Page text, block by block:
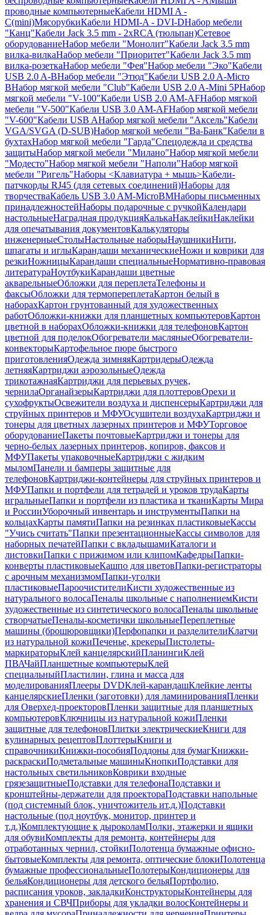
проводные компьютерныеКабели HDMI A -
C(mini)МясорубкиКабели HDMI-A - DVI-DНабор мебели
"Канц"Кабели Jack 3.5 mm - 2xRCA (тюльпан)Сетевое
оборудованиеНабор мебели "Монолит"Кабели Jack 3.5 mm
вилка-вилкаНабор мебели "Приоритет"Кабели Jack 3.5 mm
вилка-розеткаНабор мебели "Фея"Набор мебели "Эко"Кабели
USB 2.0 A-BНабор мебели "Этюд"Кабели USB 2.0 A-Micro
BНабор мягкой мебели "Club"Кабели USB 2.0 A-Mini 5PНабор
мягкой мебели "V-100"Кабели USB 2.0 AM-AFНабор мягкой
мебели "V-500"Кабели USB 3.0 AM-AFНабор мягкой мебели
"V-600"Кабели USB AНабор мягкой мебели "Аксель"Кабели
VGA/SVGA (D-SUB)Набор мягкой мебели "Ва-Банк"Кабели в
бухтахНабор мягкой мебели "Гарда"Спецодежда и средства
защитыНабор мягкой мебели "Милано"Набор мягкой мебели
"Модесто"Набор мягкой мебели "Наполи"Набор мягкой
мебели "Ригель"Наборы <Клавиатура + мышь>Кабели-
патчкорды RJ45 (для сетевых соединений)Наборы для
творчестваКабель USB 3.0 AM-MicroBMНаборы письменных
принадлежностейНаборы подарочные с ручкойКалендари
настольныеНаградная продукцияКалькаНаклейкиНаклейки
для опечатывания документовКалькуляторы
инженерныеСтолыНастольные наборыНаушникиНити,
шпагаты и иглыКарандаши механическиеНожи и коврики для
резкиНожницыКарандаши специальныеНормативно-правовая
литератураНоутбукиКарандаши цветные
акварельныеОбложки для переплетаТелефоны и
факсыОбложки для термопереплетаКартон белый в
наборахКартон грунтованный для художественных
работОбложки-книжки для планшетных компьютеровКартон
цветной в наборахОбложки-книжки для телефоновКартон
цветной для поделокОбогреватели масляныеОбогреватели-
конвекторыКартофельное пюре быстрого
приготовленияОдежда зимняяКартридерыОдежда
летняяКартриджи аэрозольныеОдежда
трикотажнаяКартриджи для перьевых ручек,
чернилаОрганайзерыКартриджи для плоттеровОрехи и
сухофруктыОсвежители воздуха и диспенсерыКартриджи для
струйных принтеров и МФУОсушители воздухаКартриджи и
тонеры для цветных лазерных принтеров и МФУТорговое
оборудованиеПакеты почтовыеКартриджи и тонеры для
черно-белых лазерных принтеров, копиров, факсов и
МФУПакеты упаковочныеКартриджи с жидким
мыломПанели и бамперы защитные для
телефоновКартриджи-контейнеры для струйных принтеров и
МФУПапки и портфели для тетрадей и уроков трудаКарты
игральныеПапки и портфели из пластика и тканиКарты Мира
и РоссииУборочный инвентарь и инструментыПапки на
кольцахКарты памятиПапки на резинках пластиковыеКассы
"Учись считать"Папки презентационныеКассы символов для
наборных печатейПапки с вкладышамиКаталоги и
листовкиПапки с прижимом или клипомКафедрыПапки-
конверты пластиковыеКашпо для цветовПапки-регистраторы
с арочным механизмомПапки-уголки
пластиковыеПароочистителиКисти художественные из
натурального волосаПеналы школьные с наполнениемКисти
художественные из синтетического волосаПеналы школьные
створчатыеПеналы-косметички школьныеПереплетные
машины (брошюровщики)Перфопапки и разделителиКлатчи
из натуральной кожиПеченье, крекерыПистолеты-
маркираторыКлей канцелярскийПланингиКлей
ПВАЧайПланшетные компьютерыКлей
специальныйПластилин, глина и масса для
моделированияПлееры DVDКлей-карандашКлейкие ленты
канцелярскиеПленки (заготовки) для ламинированияПленки
для Оверхед-проекторовПленки защитные для планшетных
компьютеровКлючницы из натуральной кожиПленки
защитные для телефоновПлитки электрическиеКниги для
кулинарных рецептовПлоттерыКниги и
справочникиКнижки-пособияПоддоны для бумагКнижки-
раскраскиПодметальные машиныКнопкиПодставки для
настольных светильниковКоврики входные
грязезащитныеПодставки для телефонаПодставки и
кронштейны-держатели для проектораПодставки напольные
(под системный блок, уничтожитель ит.д.)Подставки
настольные (под ноутбук, монитор, принтер и
т.д.)Комплектующие к дыроколамПолки, этажерки и ящики
для обувиКомплекты для ремонта, контейнеры для
отработанных чернил, стойкиПолотенца бумажные офисно-
бытовыеКомплекты для ремонта, оптические блокиПолотенца
бумажные профессиональныеПолотерыКондиционеры для
бельяКондиционеры для детского бельяПортфолио,
расписания уроков, закладкиКонструкторыКонтейнеры для
хранения и СВЧПриборы для укладки волосКонтейнеры и